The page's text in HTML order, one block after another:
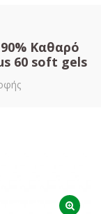
Καθαρό
60 soft gels